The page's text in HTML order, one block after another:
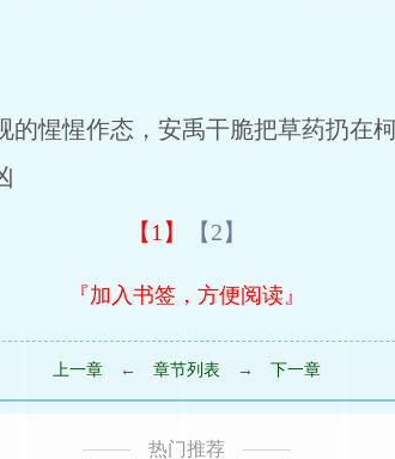
惺作态，安禹干脆把草药扔在柯
【1】 【2】
『加入书签，方便阅读』
上一章 ← 章节列表 → 下一章
热门推荐